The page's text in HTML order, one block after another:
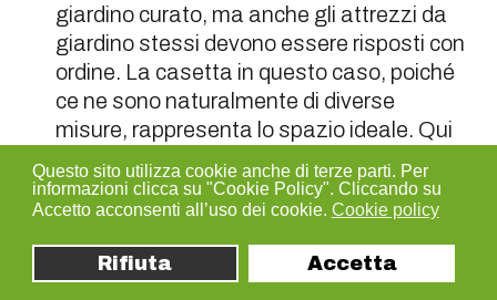
Questo sito utilizza cookie anche di terze parti. Per
informazioni clicca su "Cookie Policy". Cliccando su
Accetto acconsenti all’uso dei cookie. Cookie policy
Rifiuta Accetta
giardino curato, ma anche gli attrezzi da
giardino stessi devono essere risposti con
ordine. La casetta in questo caso, poiché
ce ne sono naturalmente di diverse
misure, rappresenta lo spazio ideale. Qui
potrete riporre vasi, rastrelli, ma anche
fioriere in attesa di essere usate e tutti i
prodotti che usate per il giardinaggio che,
soprattutto se ci sono bambini e cani,
dovrebbero essere sempre tenuti sotto